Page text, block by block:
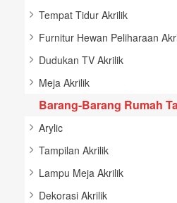
Tempat Tidur Akrilik
Furnitur Hewan Peliharaan
Dudukan TV Akrilik
Meja Akrilik
Barang-Barang Rumah
Arylic
Tampilan Akrilik
Lampu Meja Akrilik
Dekorasi Akrilik